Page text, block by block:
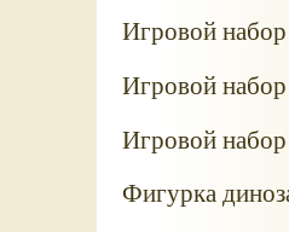
Игровой
Игровой
Игровой набор
Фигурка